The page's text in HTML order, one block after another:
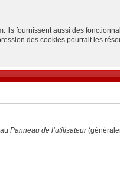
fournissent aussi des
des cookies pourrait les
Panneau de l’utilisateur